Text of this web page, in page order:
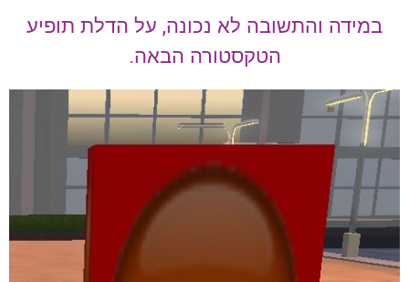
במידה והתשובה לא נכונה, על הדלת תופיע
הטקסטורה הבאה.